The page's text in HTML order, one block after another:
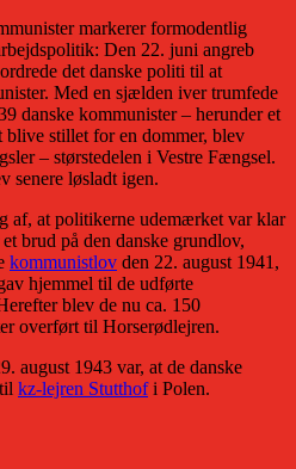
markerer formodentlig
Den 22. juni angreb
det danske politi til at
Med en sjælden iver trumfede
danske kommunister – herunder et
blive stillet for en dommer, blev
– størstedelen i Vestre Fængsel.
senere løsladt igen.
af, at politikerne udemærket var klar
brud på den danske grundlov,
kommunistlov den 22. august 1941,
hjemmel til de udførte
blev de nu ca. 150
overført til Horserødlejren.
august 1943 var, at de danske
kz-lejren Stutthofi Polen.